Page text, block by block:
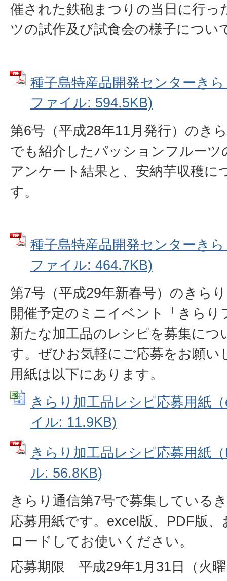
催された鉄砲まつりの当日に行っ
ツの試作及び試食会の様子につい
種子島特産品開発センターき
ファイル: 594.5KB)
第6号（平成28年11月発行）のき
でも紹介したパッションフルーツ
アンケート結果と、安納芋収穫に
す。
種子島特産品開発センターき
ファイル: 464.7KB)
第7号（平成29年新春号）のきら
開催予定のミニイベント「きらり
新たな加工品のレシピを募集につ
す。ぜひお気軽にご応募をお願い
用紙は以下にあります。
きらり加工品レシピ応募用紙
イル: 11.9KB)
きらり加工品レシピ応募用紙
ル: 56.8KB)
きらり通信第7号で募集している
応募用紙です。excel版、PDF版
ロードしてお使いください。
応募期限 平成29年1月31日（火